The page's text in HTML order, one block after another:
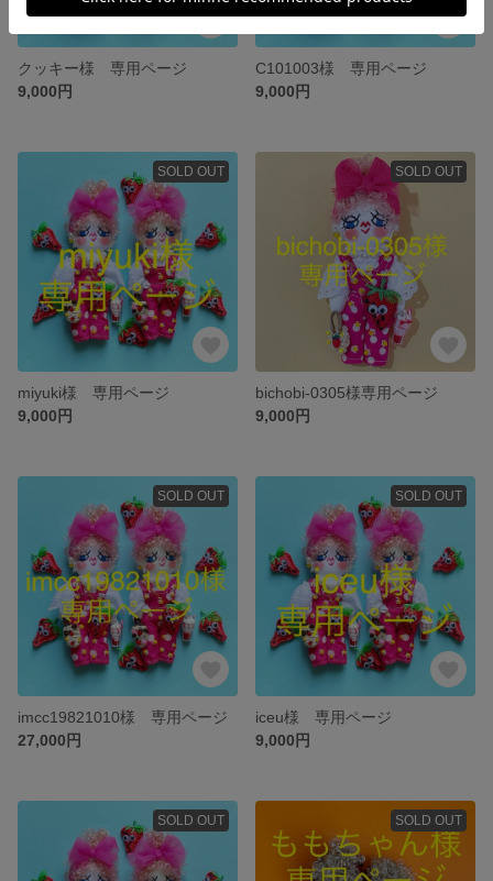
クッキー様 専用ページ
9,000円
C101003様 専用ページ
9,000円
SOLD OUT
miyuki様 専用ページ
9,000円
SOLD OUT
bichobi-0305様専用ページ
9,000円
SOLD OUT
imcc19821010様 専用ページ
27,000円
SOLD OUT
iceu様 専用ページ
9,000円
SOLD OUT SOLD OUT